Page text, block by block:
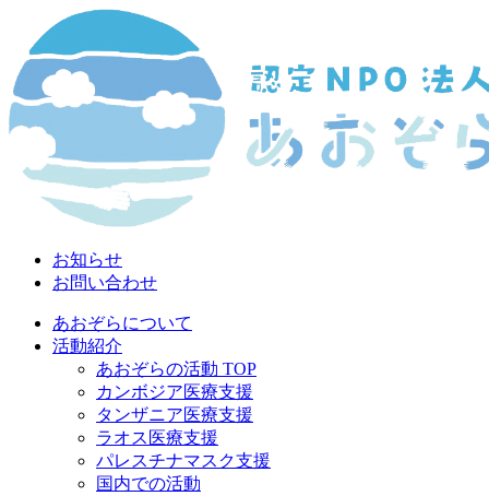
お知らせ
お問い合わせ
あおぞらについて
活動紹介
あおぞらの活動 TOP
カンボジア医療支援
タンザニア医療支援
ラオス医療支援
パレスチナマスク支援
国内での活動